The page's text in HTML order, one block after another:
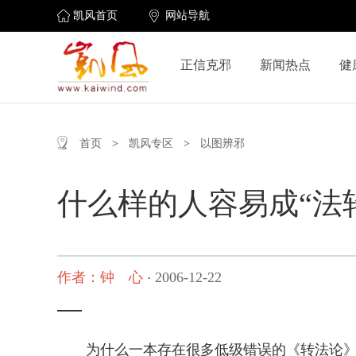
凯风首页 网站导航
正信克邪 新闻热点 健
首页 > 凯风专区 > 以图辨邪
什么样的人容易成“法
作者：钟 心 · 2006-12-22
为什么一本存在很多低级错误的《转法论》